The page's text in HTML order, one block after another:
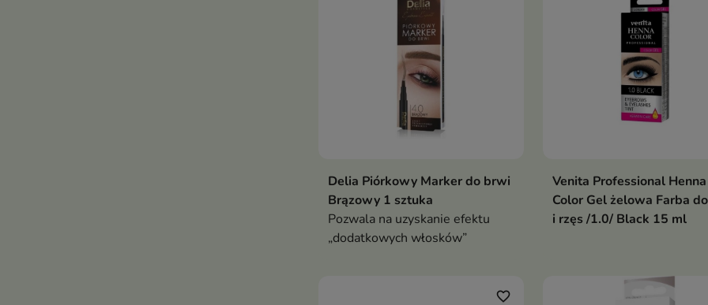
Delia Piórkowy Marker do brwi
Brązowy 1 sztuka
Pozwala na uzyskanie efektu
„dodatkowych włosków”
Venita Professional Henna
Color Gel żelowa Farba
i rzęs /1.0/ Black 15 ml
favorite_border